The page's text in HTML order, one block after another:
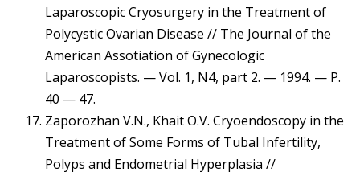
Laparoscopic Cryosurgery in the Treatment of
Polycystic Ovarian Disease // The Journal of the
American Assotiation of Gynecologic
Laparoscopists. — Vol. 1, N4, part 2. — 1994. — P.
40 — 47.
Zaporozhan V.N., Khait O.V. Cryoendoscopy in the
Treatment of Some Forms of Tubal Infertility,
Polyps and Endometrial Hyperplasia //